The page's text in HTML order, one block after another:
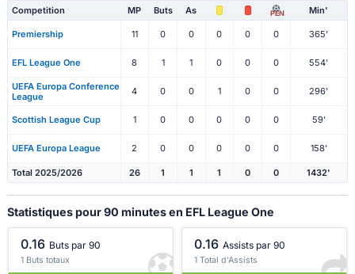
Competition MP Buts As PEN Min'
Premiership 11 0 0 0 0 0 365'
EFL League One 8 1 1 0 0 0 554'
UEFA Europa Conference
League
4 0 0 1 0 0 296'
Scottish League Cup 1 0 0 0 0 0 59'
UEFA Europa League 2 0 0 0 0 0 158'
Total 2025/2026 26 1 1 1 0 0 1432'
Statistiques pour 90 minutes en EFL League One
0.16 Buts par 90
1 Buts totaux
0.16 Assists par 90
1 Total d'Assists